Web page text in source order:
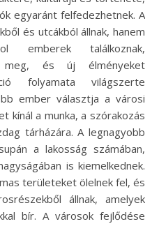
egyaránt felfedezhetnek. A
és utcákból állnak, hanem
emberek találkoznak,
meg, és új élményeket
folyamata világszerte
ember választja a városi
kínál a munka, a szórakozás
tárházára. A legnagyobb
a lakosság számában,
is kiemelkednek.
területeket ölelnek fel, és
állnak, amelyek
bír. A városok fejlődése